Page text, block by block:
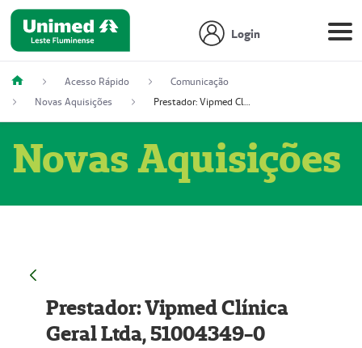
Login
Acesso Rápido
Comunicação
Novas Aquisições
Prestador: Vipmed Clínica Geral Ltda, 51004349-0 (Nome Fantasia: Policlínica Master)
Novas Aquisições
Prestador: Vipmed Clínica
Geral Ltda, 51004349-0